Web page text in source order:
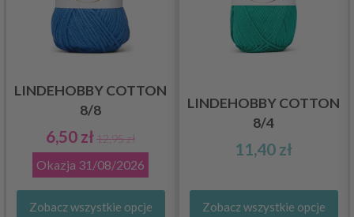
LINDEHOBBY COTTON
8/8
6,50 zł12,95 zł
Okazja 31/08/2026
Zobacz wszystkie opcje
LINDEHOBBY COTTON
8/4
11,40 zł
Zobacz wszystkie opcje